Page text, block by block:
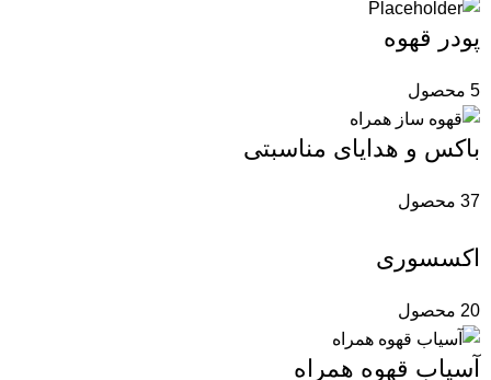
پودر قهوه
5 محصول
باکس و هدایای مناسبتی
37 محصول
اکسسوری
20 محصول
آسیاب قهوه همراه